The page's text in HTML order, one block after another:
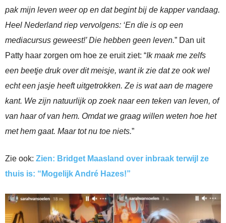
pak mijn leven weer op en dat begint bij de kapper vandaag.
Heel Nederland riep vervolgens: ‘En die is op een
mediacursus geweest!’ Die hebben geen leven.” Dan uit
Patty haar zorgen om hoe ze eruit ziet: “Ik maak me zelfs
een beetje druk over dit meisje, want ik zie dat ze ook wel
echt een jasje heeft uitgetrokken. Ze is wat aan de magere
kant. We zijn natuurlijk op zoek naar een teken van leven, of
van haar of van hem. Omdat we graag willen weten hoe het
met hem gaat. Maar tot nu toe niets.”
Zie ook: Zien: Bridget Maasland over inbraak terwijl ze
thuis is: “Mogelijk André Hazes!”